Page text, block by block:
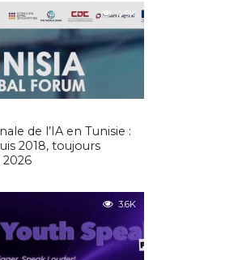
4.9K
de l’IA en Tunisie :
2018, toujours
3.6K